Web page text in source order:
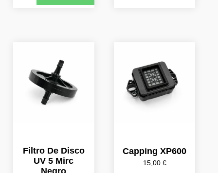
Filtro De Disco
UV 5 Mirc
Capping XP600
15,00 €